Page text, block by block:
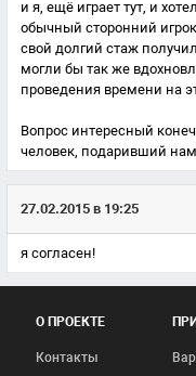
и я, ещё играет тут, и
обычный сторонний
свой долгий стаж
могли бы так же
проведения времени на
Вопрос интересный
человек, подаривший нам
27.02.2015 в 19:25
я согласен!
О ПРОЕКТЕ
Контакты